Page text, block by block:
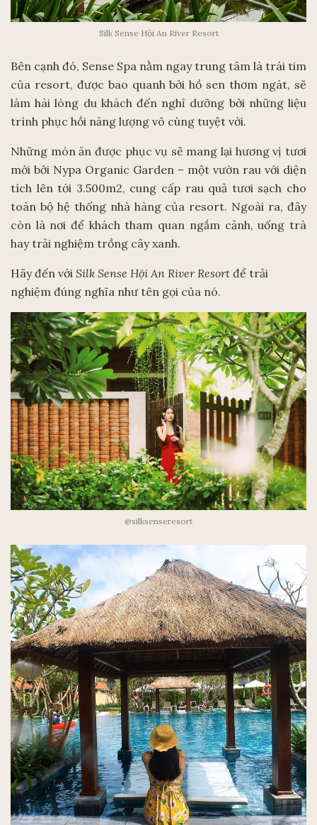
Silk Sense Hội An River Resort
Bên cạnh đó, Sense Spa nằm ngay trung tâm là trái tim
của resort, được bao quanh bởi hồ sen thơm ngát, sẽ
làm hài lòng du khách đến nghỉ dưỡng bởi những liệu
trình phục hồi năng lượng vô cùng tuyệt vời.
Những món ăn được phục vụ sẽ mang lại hương vị tươi
mới bởi Nypa Organic Garden – một vườn rau với diện
tích lên tới 3.500m2, cung cấp rau quả tươi sạch cho
toàn bộ hệ thống nhà hàng của resort. Ngoài ra, đây
còn là nơi để khách tham quan ngắm cảnh, uống trà
hay trải nghiệm trồng cây xanh.
Hãy đến với Silk Sense Hội An River Resort để trải
nghiệm đúng nghĩa như tên gọi của nó.
@silksenseresort